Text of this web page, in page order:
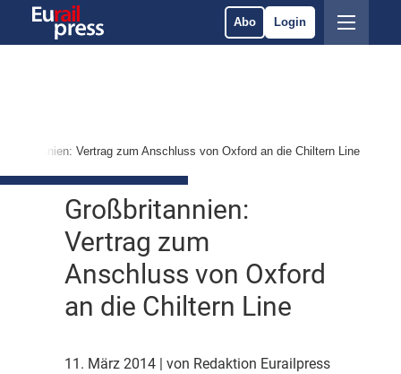
Abo Login
Vertrag zum Anschluss von Oxford an die Chiltern Line
Großbritannien:
Vertrag zum
Anschluss von Oxford
an die Chiltern Line
11. März 2014 | von Redaktion Eurailpress